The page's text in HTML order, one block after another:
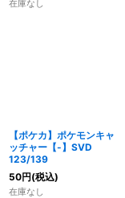
在庫なし
【ポケカ】ポケモンキャ
ッチャー【-】SVD
123/139
50円(税込)
在庫なし